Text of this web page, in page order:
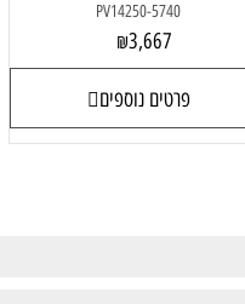
PV14250-5740
₪3,667
פרטים נוספים